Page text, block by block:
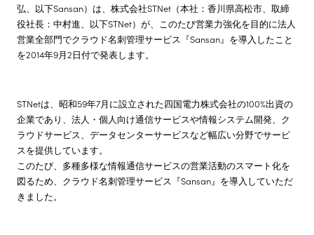
株主・投資家情報
採用情報
弘、以下Sansan）は、株式会社STNet（本社：香川県高松市、取締
役社長：中村進、以下STNet）が、このたび営業力強化を目的に法人
営業全部門でクラウド名刺管理サービス『Sansan』を導入したこと
を2014年9月2日付で発表します。
STNetは、昭和59年7月に設立された四国電力株式会社の100%出資の
企業であり、法人・個人向け通信サービスや情報システム開発、ク
ラウドサービス、データセンターサービスなど幅広い分野でサービ
スを提供しています。
このたび、多種多様な情報通信サービスの営業活動のスマート化を
図るため、クラウド名刺管理サービス『Sansan』を導入していただ
きました。